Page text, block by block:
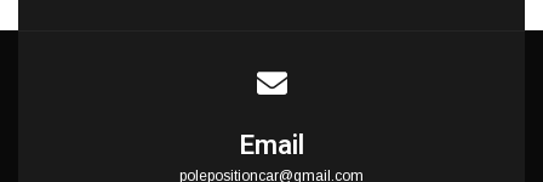
Email
polepositioncar@gmail.com